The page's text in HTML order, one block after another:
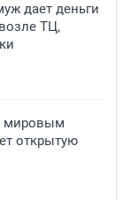
дает деньги
ТЦ,
мировым
открытую